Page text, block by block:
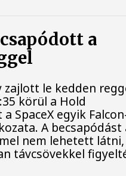
a
zajlott le kedden
körül a Hold
SpaceX egyik
A becsapódást
nem lehetett
távcsövekkel